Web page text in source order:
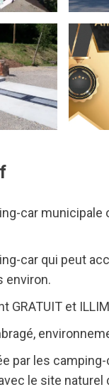
car municipale
car qui peut
environ.
GRATUIT et
par les
le site naturel